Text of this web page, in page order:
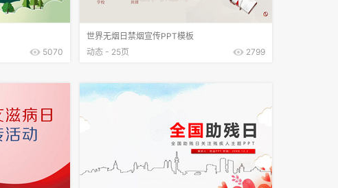
5070
世界无烟日禁烟宣传PPT模板
动态 - 25页
2799